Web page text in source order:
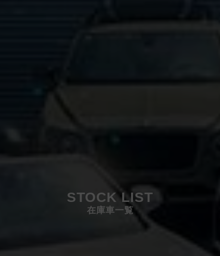
STOCK LIST
在庫車一覧